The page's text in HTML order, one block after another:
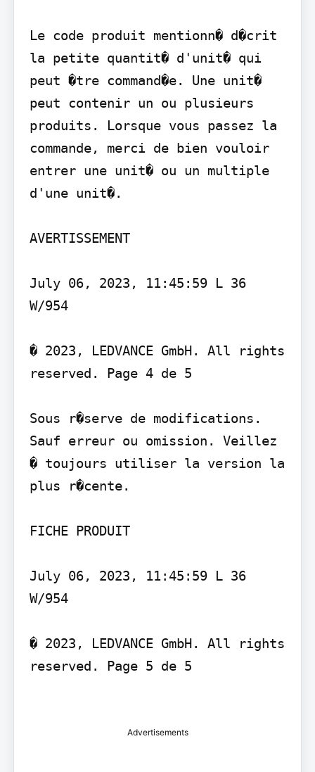
Le code produit mentionn� d�crit
la petite quantit� d'unit� qui
peut �tre command�e. Une unit�
peut contenir un ou plusieurs
produits. Lorsque vous passez la
commande, merci de bien vouloir
entrer une unit� ou un multiple
d'une unit�.
AVERTISSEMENT
July 06, 2023, 11:45:59 L 36
W/954
� 2023, LEDVANCE GmbH. All rights
reserved. Page 4 de 5
Sous r�serve de modifications.
Sauf erreur ou omission. Veillez
� toujours utiliser la version la
plus r�cente.
FICHE PRODUIT
July 06, 2023, 11:45:59 L 36
W/954
� 2023, LEDVANCE GmbH. All rights
reserved. Page 5 de 5
Advertisements